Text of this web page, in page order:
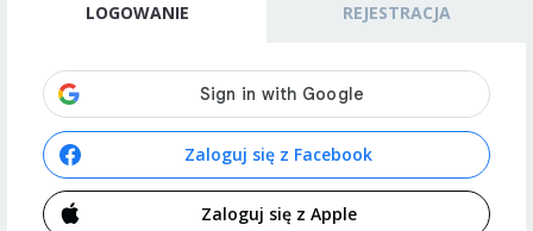
LOGOWANIE REJESTRACJA
Zaloguj się z Facebook
Zaloguj się z Apple